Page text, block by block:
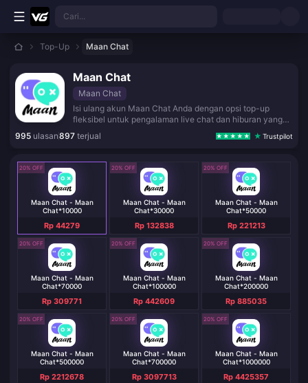
Lewati ke konten utama
Cari...
Top-Up Maan Chat
Maan Chat
Maan Chat
Isi ulang akun Maan Chat Anda dengan opsi top-up
fleksibel untuk pengalaman live chat dan hiburan yang
lancar.
995 ulasan897 terjual Trustpilot
20% OFF
Maan Chat - Maan
Chat*10000
Rp 44279
20% OFF
Maan Chat - Maan
Chat*30000
Rp 132838
20% OFF
Maan Chat - Maan
Chat*50000
Rp 221213
20% OFF
Maan Chat - Maan
Chat*70000
Rp 309771
20% OFF
Maan Chat - Maan
Chat*100000
Rp 442609
20% OFF
Maan Chat - Maan
Chat*200000
Rp 885035
20% OFF
Maan Chat - Maan
Chat*500000
Rp 2212678
20% OFF
Maan Chat - Maan
Chat*700000
Rp 3097713
20% OFF
Maan Chat - Maan
Chat*1000000
Rp 4425357